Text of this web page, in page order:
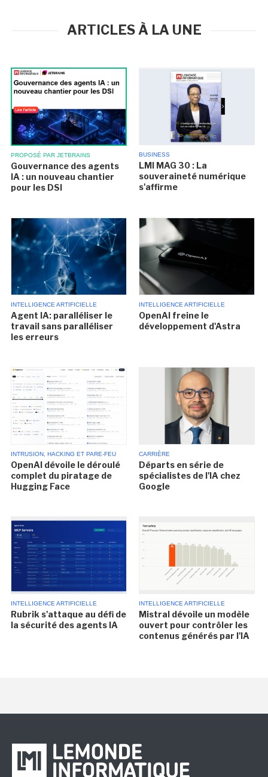
ARTICLES À LA UNE
PROPOSÉ PAR JETBRAINS
Gouvernance des agents
IA : un nouveau chantier
pour les DSI
BUSINESS
LMI MAG 30 : La
souveraineté numérique
s'affirme
INTELLIGENCE ARTIFICIELLE
Agent IA: paralléliser le
travail sans paralléliser
les erreurs
INTELLIGENCE ARTIFICIELLE
OpenAI freine le
développement d'Astra
INTRUSION, HACKING ET PARE-FEU
OpenAI dévoile le déroulé
complet du piratage de
Hugging Face
CARRIÈRE
Départs en série de
spécialistes de l'IA chez
Google
INTELLIGENCE ARTIFICIELLE
Rubrik s'attaque au défi de
la sécurité des agents IA
INTELLIGENCE ARTIFICIELLE
Mistral dévoile un modèle
ouvert pour contrôler les
contenus générés par l'IA